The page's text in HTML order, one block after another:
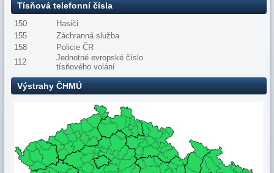
Tísňová telefonní čísla
150
Hasiči
155
Záchranná služba
158
Policie ČR
112
Jednotné evropské číslo
tísňového volání
Výstrahy ČHMÚ